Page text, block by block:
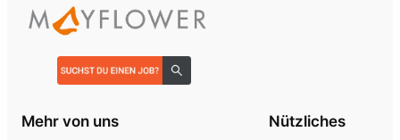
Mehr von uns Nützliches